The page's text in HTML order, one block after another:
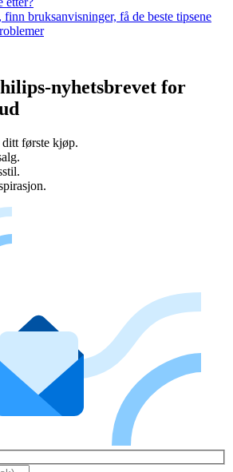
bruksanvisninger, få de beste tipsene
nyhetsbrevet for
første kjøp.